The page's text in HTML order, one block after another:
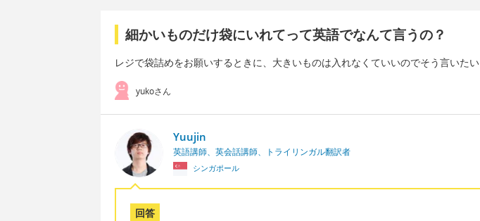
細かいものだけ袋にいれてって英語でなんて言うの？
レジで袋詰めをお願いするときに、大きいものは入れなくていいのでそう言いたい
yukoさん
Yuujin
英語講師、英会話講師、トライリンガル翻訳者
シンガポール
回答